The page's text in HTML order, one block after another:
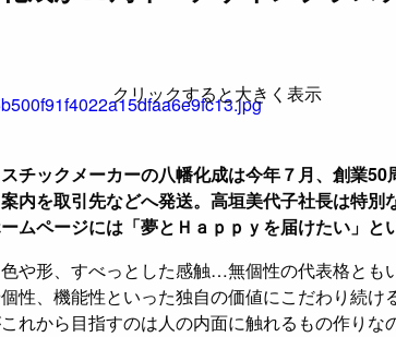
クリックすると大きく表示
チックメーカーの八幡化成は今年７月、創業50
内を取引先などへ発送。高垣美代子社長は特別
ムページには「夢とＨａｐｐｙを届けたい」と
や形、すべっとした感触…無個性の代表格とも
性、機能性といった独自の価値にこだわり続け
れから目指すのは人の内面に触れるもの作りな